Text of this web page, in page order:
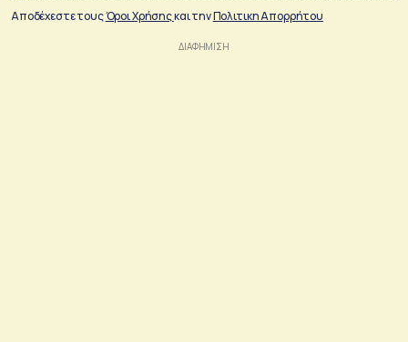
Αποδέχεστε τουςΌροι Χρήσηςκαι τηνΠολιτικη Απορρήτου